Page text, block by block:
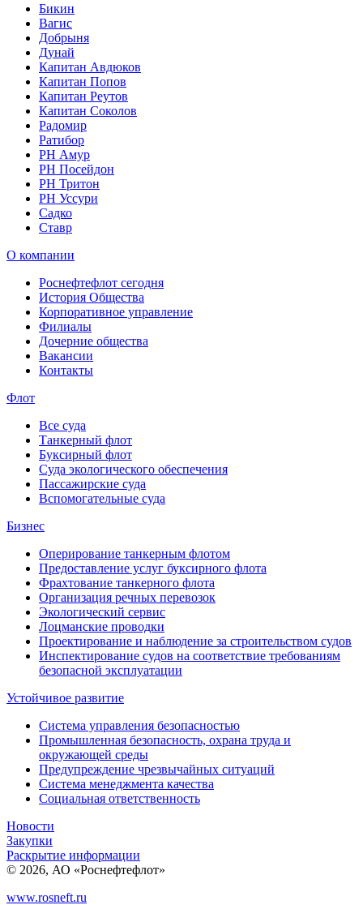
Бикин
Вагис
Добрыня
Дунай
Капитан Авдюков
Капитан Попов
Капитан Реутов
Капитан Соколов
Радомир
Ратибор
РН Амур
РН Посейдон
РН Тритон
РН Уссури
Садко
Ставр
О компании
Роснефтефлот сегодня
История Общества
Корпоративное управление
Филиалы
Дочерние общества
Вакансии
Контакты
Флот
Все суда
Танкерный флот
Буксирный флот
Суда экологического обеспечения
Пассажирские суда
Вспомогательные суда
Бизнес
Оперирование танкерным флотом
Предоставление услуг буксирного флота
Фрахтование танкерного флота
Организация речных перевозок
Экологический сервис
Лоцманские проводки
Проектирование и наблюдение за строительством судов
Инспектирование судов на соответствие требованиям
безопасной эксплуатации
Устойчивое развитие
Система управления безопасностью
Промышленная безопасность, охрана труда и
окружающей среды
Предупреждение чрезвычайных ситуаций
Система менеджмента качества
Социальная ответственность
Новости
Закупки
Раскрытие информации
© 2026, АО «Роснефтефлот»
www.rosneft.ru